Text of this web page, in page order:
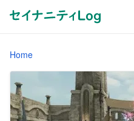
Home